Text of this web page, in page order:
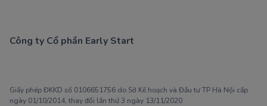
Công ty Cổ phần Early Start
Giấy phép ĐKKD số 0106651756 do Sở Kế hoạch và Đầu tư TP Hà Nội cấp
ngày 01/10/2014, thay đổi lần thứ 3 ngày 13/11/2020